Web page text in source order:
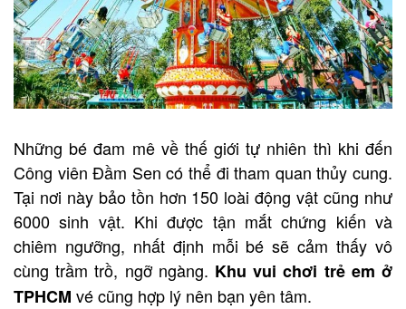
Những bé đam mê về thế giới tự nhiên thì khi đến
Công viên Đầm Sen có thể đi tham quan thủy cung.
Tại nơi này bảo tồn hơn 150 loài động vật cũng như
6000 sinh vật. Khi được tận mắt chứng kiến và
chiêm ngưỡng, nhất định mỗi bé sẽ cảm thấy vô
cùng trầm trồ, ngỡ ngàng. Khu vui chơi trẻ em ở
TPHCM vé cũng hợp lý nên bạn yên tâm.